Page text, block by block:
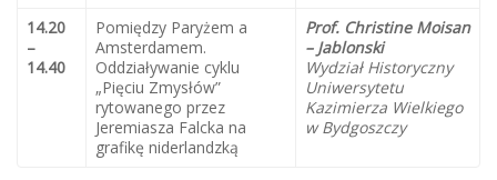
14.20
–
14.40
Pomiędzy Paryżem a
Amsterdamem.
Oddziaływanie cyklu
„Pięciu Zmysłów”
rytowanego przez
Jeremiasza Falcka na
grafikę niderlandzką
Prof. Christine Moisan
– Jablonski
Wydział Historyczny
Uniwersytetu
Kazimierza Wielkiego
w Bydgoszczy